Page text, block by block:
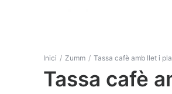
Inici / Zumm / Tassa cafè amb llet i
Tassa cafè